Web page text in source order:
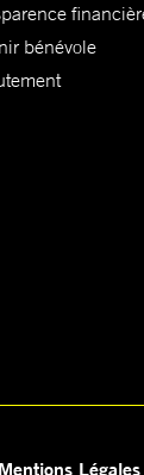
bénévole
Mentions Légales